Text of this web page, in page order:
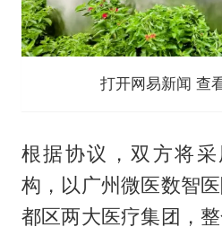
打开网易新闻 查
根据协议，双方将采
构，以广州微医数智
都区两大医疗集团，